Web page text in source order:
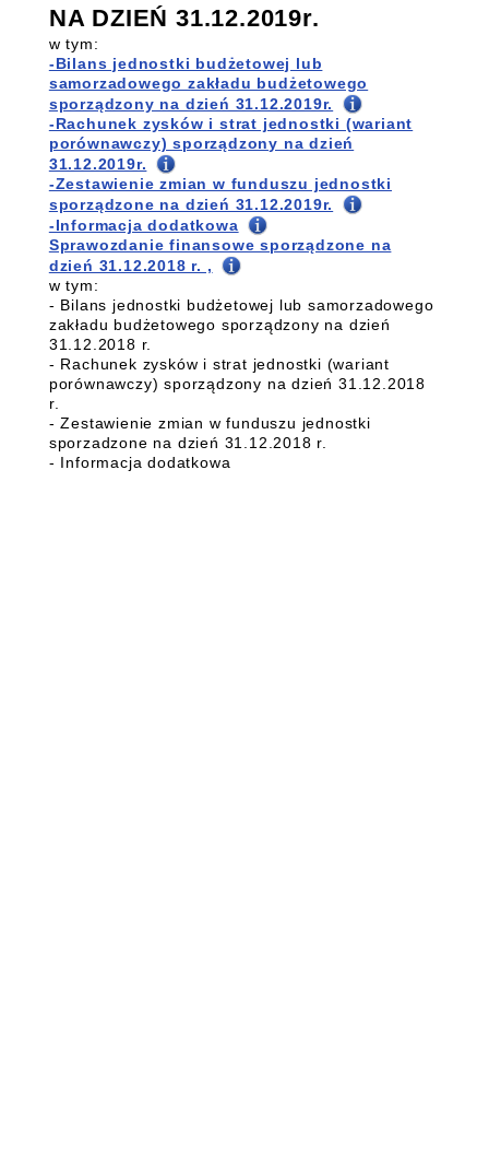
NA DZIEŃ 31.12.2019r.
w tym:
-Bilans jednostki budżetowej lub
samorzadowego zakładu budżetowego
sporządzony na dzień 31.12.2019r.
-Rachunek zysków i strat jednostki (wariant
porównawczy) sporządzony na dzień
31.12.2019r.
-Zestawienie zmian w funduszu jednostki
sporządzone na dzień 31.12.2019r.
-Informacja dodatkowa
Sprawozdanie finansowe sporządzone na
dzień 31.12.2018 r. ,
w tym:
- Bilans jednostki budżetowej lub samorzadowego
zakładu budżetowego sporządzony na dzień
31.12.2018 r.
- Rachunek zysków i strat jednostki (wariant
porównawczy) sporządzony na dzień 31.12.2018
r.
- Zestawienie zmian w funduszu jednostki
sporzadzone na dzień 31.12.2018 r.
- Informacja dodatkowa